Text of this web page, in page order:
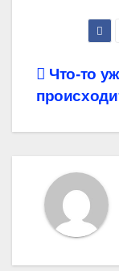
по
Что-то